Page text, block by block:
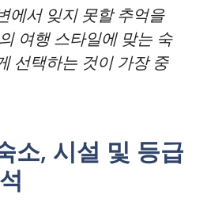
에서 잊지 못할 추억을
여행 스타일에 맞는 숙
선택하는 것이 가장 중
소, 시설 및 등급